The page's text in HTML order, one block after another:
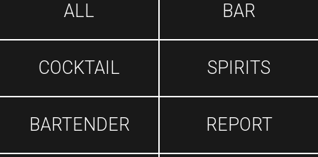
ALL BAR
COCKTAIL SPIRITS
BARTENDER REPORT